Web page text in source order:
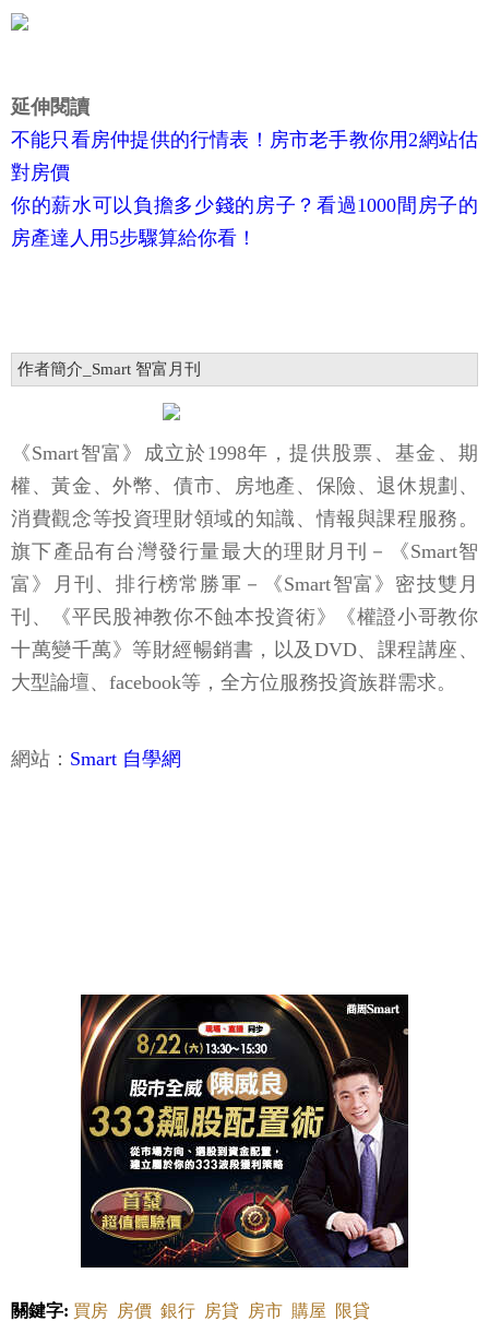
延伸閱讀
不能只看房仲提供的行情表！房市老手教你用2網站估
對房價
你的薪水可以負擔多少錢的房子？看過1000間房子的
房產達人用5步驟算給你看！
作者簡介_Smart 智富月刊
《Smart智富》成立於1998年，提供股票、基金、期
權、黃金、外幣、債市、房地產、保險、退休規劃、
消費觀念等投資理財領域的知識、情報與課程服務。
旗下產品有台灣發行量最大的理財月刊－《Smart智
富》月刊、排行榜常勝軍－《Smart智富》密技雙月
刊、《平民股神教你不蝕本投資術》《權證小哥教你
十萬變千萬》等財經暢銷書，以及DVD、課程講座、
大型論壇、facebook等，全方位服務投資族群需求。
網站： Smart 自學網
關鍵字: 買房 房價 銀行 房貸 房市 購屋 限貸